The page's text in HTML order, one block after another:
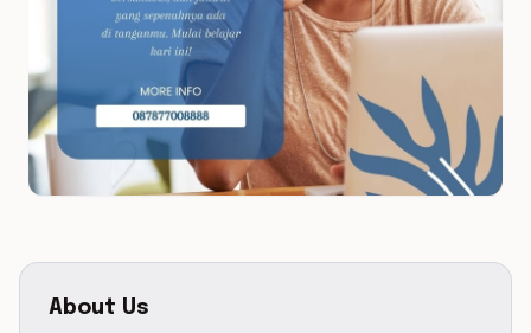
About Us